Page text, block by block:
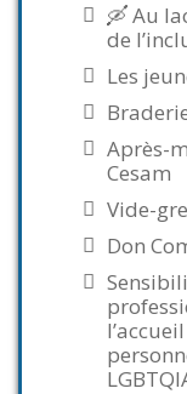
🛶 Au
de
Les
Après-
Cesam
Vide-
Don